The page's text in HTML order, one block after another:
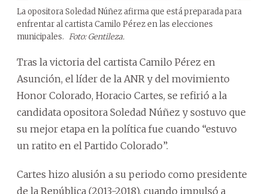
La opositora Soledad Núñez afirma que está preparada para
enfrentar al cartista Camilo Pérez en las elecciones
municipales. Foto: Gentileza.
Tras la victoria del cartista Camilo Pérez en
Asunción, el líder de la ANR y del movimiento
Honor Colorado, Horacio Cartes, se refirió a la
candidata opositora Soledad Núñez y sostuvo que
su mejor etapa en la política fue cuando “estuvo
un ratito en el Partido Colorado”.
Cartes hizo alusión a su periodo como presidente
de la República (2013-2018), cuando impulsó a